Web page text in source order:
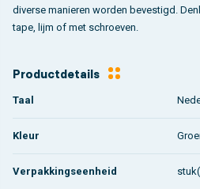
diverse manieren worden bevestigd.
tape, lijm of met schroeven.
Productdetails
Taal
Kleur
Verpakkingseenheid